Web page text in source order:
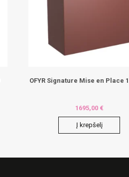
OFYR Signature Mise en Place
1695,00 €
Į krepšelį